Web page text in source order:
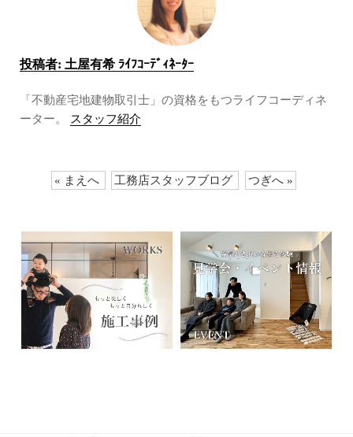
投稿者: 土屋有希 ﾗｲﾌｺｰﾃﾞｨﾈｰﾀｰ
「不動産宅地建物取引士」の資格をもつライフコーディネ
ーター。 スタッフ紹介
« まえへ 工務店スタッフブログ つぎへ »